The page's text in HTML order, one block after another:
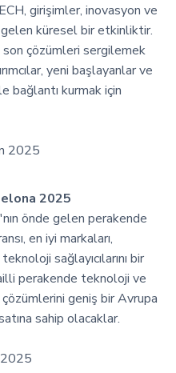
girişimler, inovasyon ve
küresel bir etkinliktir.
çözümleri sergilemek
yeni başlayanlar ve
bağlantı kurmak için
2025
2025
önde gelen perakende
en iyi markaları,
sağlayıcılarını bir
perakende teknoloji ve
geniş bir Avrupa
sahip olacaklar.